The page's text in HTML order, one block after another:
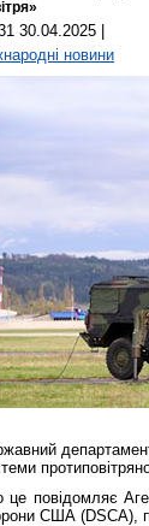
30.04.2025
новини
це повідомляє
США (DSCA),